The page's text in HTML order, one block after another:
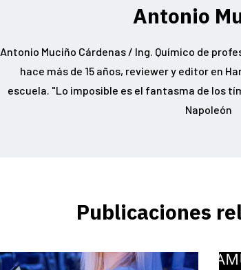
Antonio
Antonio Muciño Cárdenas / Ing. Químico de
hace más de 15 años, reviewer y editor en
escuela. "Lo imposible es el fantasma de los
Napoleón
Publicaciones